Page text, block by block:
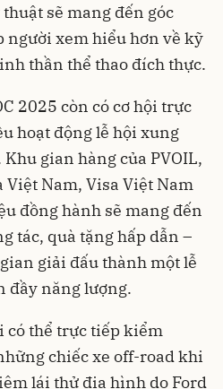
sẽ mang đến góc
người xem hiểu hơn về kỹ
thần thể thao đích thực.
2025 còn có cơ hội trực
hoạt động lễ hội xung
gian hàng của PVOIL,
Việt Nam, Visa Việt Nam
đồng hành sẽ mang đến
tác, quà tặng hấp dẫn –
giải đấu thành một lễ
đầy năng lượng.
có thể trực tiếp kiểm
chiếc xe off-road khi
lái thử địa hình do Ford